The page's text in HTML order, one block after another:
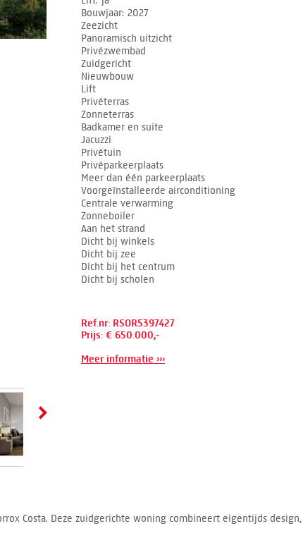
Bouwjaar 2027
Zeezicht
Panoramisch uitzicht
Privézwembad
Zuidgericht
Nieuwbouw
Lift
Privéterras
Zonneterras
Badkamer en suite
Jacuzzi
Privétuin
Privéparkeerplaats
Meer dan één parkeerplaats
Voorgeïnstalleerde airconditioning
Centrale verwarming
Zonneboiler
Aan het strand
Dicht bij winkels
Dicht bij zee
Dicht bij het centrum
Dicht bij scholen
Ref.nr: RSOR5397427
Prijs: € 650.000,-
Meer informatie ›››
Costa. Deze zuidgerichte woning combineert eigentijds